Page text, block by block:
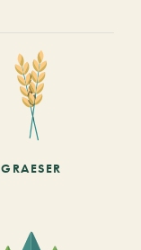
GRAESER